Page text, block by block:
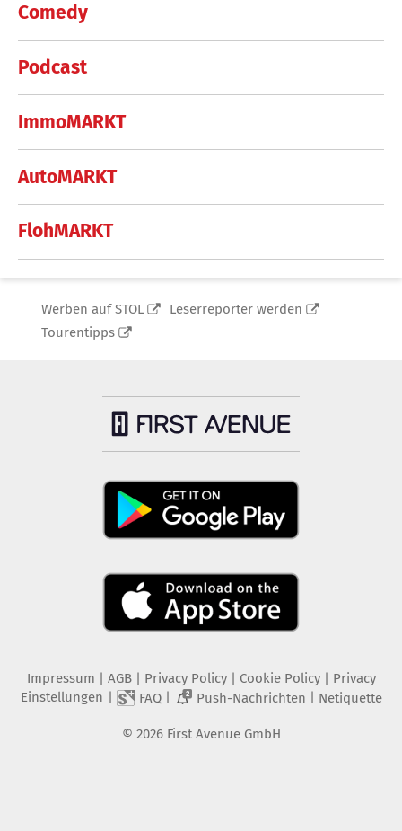
Comedy
Podcast
ImmoMARKT
AutoMARKT
FlohMARKT
Werben auf STOL
Leserreporter werden
Tourentipps
Impressum | AGB | Privacy Policy| Cookie Policy| Privacy
Einstellungen | FAQ| 2 Push-Nachrichten | Netiquette
© 2026 First Avenue GmbH